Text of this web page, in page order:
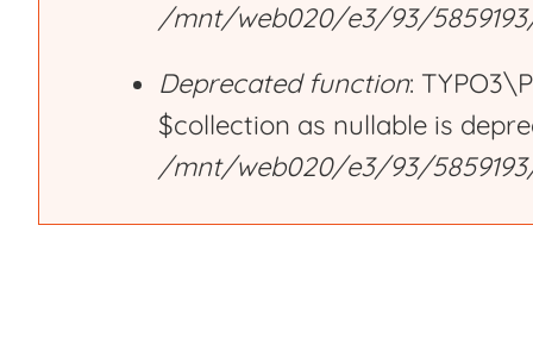
/mnt/web020/e3/93/
Deprecated function:
$collection as nullable is
/mnt/web020/e3/93/